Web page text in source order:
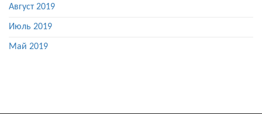
Август 2019
Июль 2019
Май 2019